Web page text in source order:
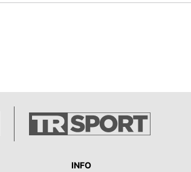
INFO